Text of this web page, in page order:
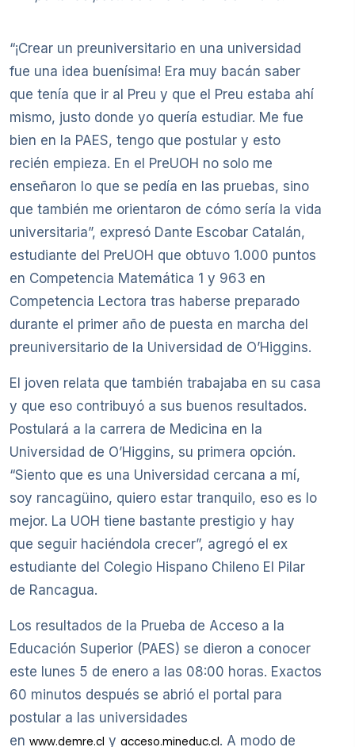
“¡Crear un preuniversitario en una universidad
fue una idea buenísima! Era muy bacán saber
que tenía que ir al Preu y que el Preu estaba ahí
mismo, justo donde yo quería estudiar. Me fue
bien en la PAES, tengo que postular y esto
recién empieza. En el PreUOH no solo me
enseñaron lo que se pedía en las pruebas, sino
que también me orientaron de cómo sería la vida
universitaria”, expresó Dante Escobar Catalán,
estudiante del PreUOH que obtuvo 1.000 puntos
en Competencia Matemática 1 y 963 en
Competencia Lectora tras haberse preparado
durante el primer año de puesta en marcha del
preuniversitario de la Universidad de O’Higgins.
El joven relata que también trabajaba en su casa
y que eso contribuyó a sus buenos resultados.
Postulará a la carrera de Medicina en la
Universidad de O’Higgins, su primera opción.
“Siento que es una Universidad cercana a mí,
soy rancagüino, quiero estar tranquilo, eso es lo
mejor. La UOH tiene bastante prestigio y hay
que seguir haciéndola crecer”, agregó el ex
estudiante del Colegio Hispano Chileno El Pilar
de Rancagua.
Los resultados de la Prueba de Acceso a la
Educación Superior (PAES) se dieron a conocer
este lunes 5 de enero a las 08:00 horas. Exactos
60 minutos después se abrió el portal para
postular a las universidades
en www.demre.cl y acceso.mineduc.cl. A modo de